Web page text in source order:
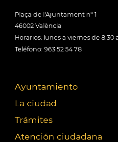
Plaça de l'Ajuntament nº 1
46002 València
Horarios: lunes a viernes de 8:30
Teléfono: 963 52 54 78
Ayuntamiento
La ciudad
Trámites
Atención ciudadana